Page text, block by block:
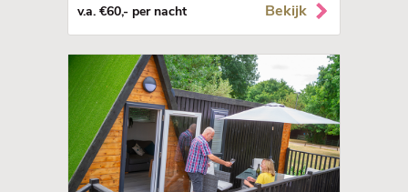
v.a. €60,- per nacht Bekijk